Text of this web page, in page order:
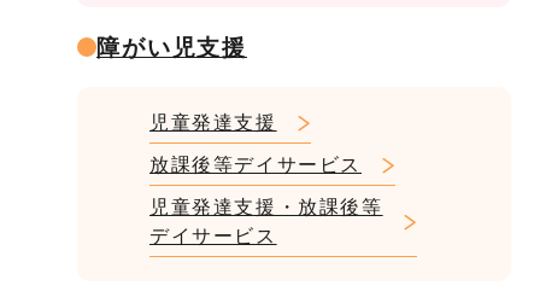
障がい児支援
児童発達支援
放課後等デイサービス
児童発達支援・放課後等
デイサービス